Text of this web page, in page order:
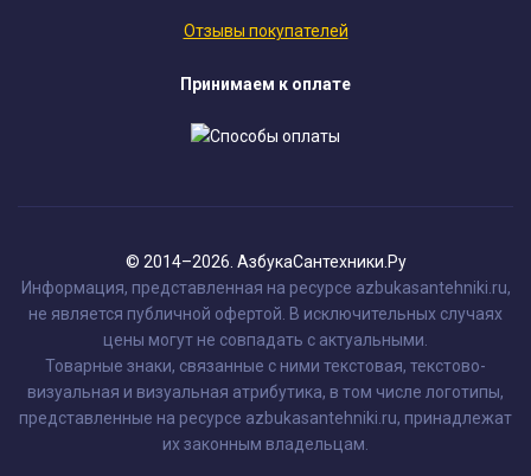
Отзывы покупателей
Принимаем к оплате
© 2014–2026. АзбукаСантехники.Ру
Информация, представленная на ресурсе azbukasantehniki.ru,
не является публичной офертой. В исключительных случаях
цены могут не совпадать с актуальными.
Товарные знаки, связанные с ними текстовая, текстово-
визуальная и визуальная атрибутика, в том числе логотипы,
представленные на ресурсе azbukasantehniki.ru, принадлежат
их законным владельцам.